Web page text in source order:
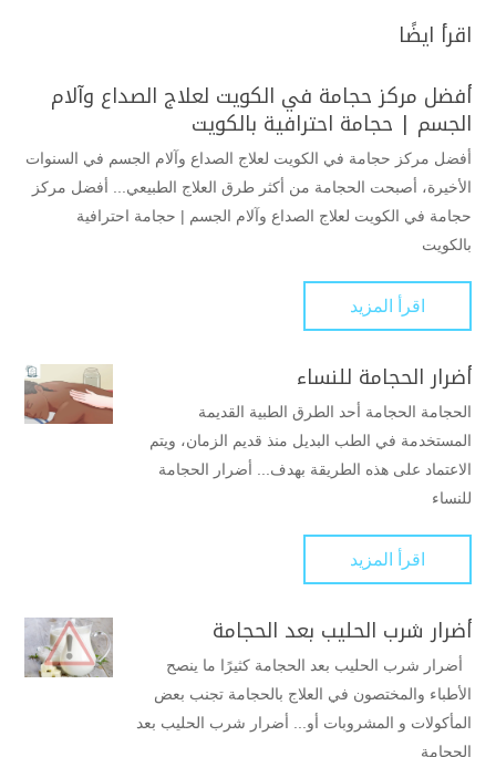
اقرأ ايضًا
أفضل مركز حجامة في الكويت لعلاج الصداع وآلام
الجسم | حجامة احترافية بالكويت
أفضل مركز حجامة في الكويت لعلاج الصداع وآلام الجسم في السنوات
الأخيرة، أصبحت الحجامة من أكثر طرق العلاج الطبيعي... أفضل مركز
حجامة في الكويت لعلاج الصداع وآلام الجسم | حجامة احترافية
بالكويت
اقرأ المزيد
أضرار الحجامة للنساء
الحجامة الحجامة أحد الطرق الطبية القديمة
المستخدمة في الطب البديل منذ قديم الزمان، ويتم
الاعتماد على هذه الطريقة بهدف... أضرار الحجامة
للنساء
اقرأ المزيد
أضرار شرب الحليب بعد الحجامة
أضرار شرب الحليب بعد الحجامة كثيرًا ما ينصح
الأطباء والمختصون في العلاج بالحجامة تجنب بعض
المأكولات و المشروبات أو... أضرار شرب الحليب بعد
الحجامة